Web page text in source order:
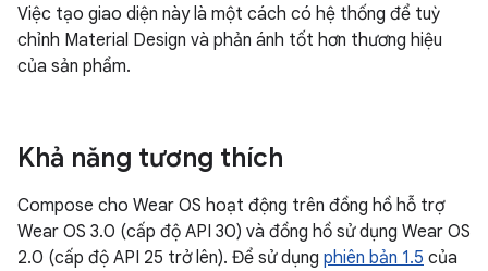
Việc tạo giao diện này là một cách có hệ thống để tuỳ
chỉnh Material Design và phản ánh tốt hơn thương hiệu
của sản phẩm.
Khả năng tương thích
Compose cho Wear OS hoạt động trên đồng hồ hỗ trợ
Wear OS 3.0 (cấp độ API 30) và đồng hồ sử dụng Wear OS
2.0 (cấp độ API 25 trở lên). Để sử dụng phiên bản 1.5 của